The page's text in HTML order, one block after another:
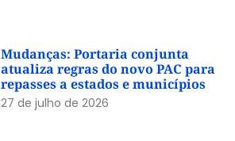
Mudanças: Portaria conjunta
atualiza regras do novo PAC para
repasses a estados e municípios
27 de julho de 2026